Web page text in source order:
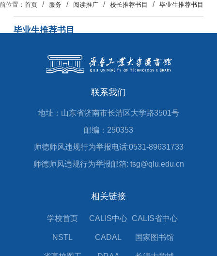
位置：首页 服务 阅读推广 校长推荐书目 毕业生推荐书目
毕业生推荐书目
联系我们
地址：山东省济南市长清区大学路3501号
邮编：250353
师德师风违规行为举报电话:0531-89631733
师德师风违规行为举报邮箱: tsg@qlu.edu.cn
相关链接
学校首页 CALIS中心 CALIS省中心
NSTL CADAL 国家图书馆